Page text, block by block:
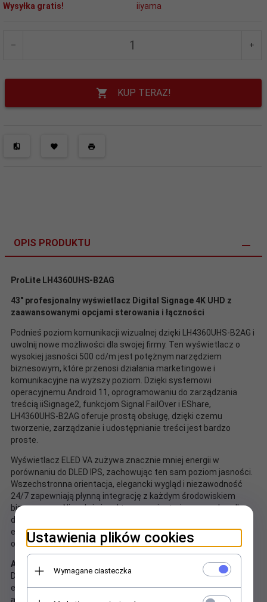
Wysyłka gratis!
iiyama
KUP TERAZ!
OPIS PRODUKTU
ProLite LH4360UHS-B2AG
43" profesjonalny wyświetlacz Digital Signage 4K UHD z
zaawansowanymi opcjami sterowania i łączności
Podnieś poziom komunikacji wizualnej dzięki LH4360UHS-B2AG i
uwolnij nowe możliwości dla swojej firmy. Ten wyświetlacz o
wysokiej jasności 500 cd/m jest potężnym narzędziem
biznesowym, które przenosi działania marketingowe i
komunikacyjne na wyższy poziom. Dzięki systemowi
operacyjnemu Android 11, oprogramowaniu do zarządzania
treścią iiSignage2, funkcjom Signal FailOver i EShare,
LH4360UHS-B2AG oferuje prostą obsługę, dzięki czemu
tworzenie, zarządzanie i udostępnianie treści jest bardzo
proste.
Wyświetlacz ELED VA zużywa znacznie mniej energii w
porównaniu do DLED IPS, zachowując ten sam poziom jasności.
Wszechstronna orientacja, elegancki wygląd i niezawodność
24/7 zapewniają płynną integrację z każdym środowiskiem
biznesowym. Niezależnie od tego, czy jest używany w handlu
detalicznym, środowisku korporacyjnym, hotelarstwie czy
edukacji, LH4360UHS-B2AG niewątpliwie przyciągnie uwagę
odbiorców.
Android OS
Dzięki systemowi Android z łatwością można dostosować
ekran do własnych potrzeb, instalując na nim dedykowane
aplikacje.
Ustawienia plików cookies
Wymagane ciasteczka